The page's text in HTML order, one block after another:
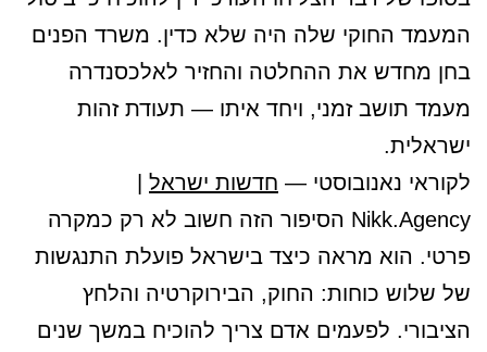
המעמד החוקי שלה היה שלא כדין. משרד הפנים
בחן מחדש את ההחלטה והחזיר לאלכסנדרה
מעמד תושב זמני, ויחד איתו — תעודת זהות
ישראלית.
לקוראי נאנובוסטי — חדשות ישראל
Nikk.Agency הסיפור הזה חשוב לא רק כמקרה
פרטי. הוא מראה כיצד בישראל פועלת התנגשות
של שלוש כוחות: החוק, הבירוקרטיה והלחץ
הציבורי. לפעמים אדם צריך להוכיח במשך שנים